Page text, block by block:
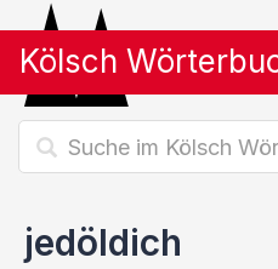
Kölsch
jedöldich